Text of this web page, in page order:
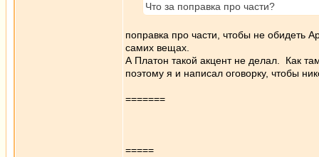
Что за поправка про части?
поправка про части, чтобы не обидеть
самих вещах.
А Платон такой акцент не делал. Как
поэтому я и написал оговорку, чтобы
=======
=====